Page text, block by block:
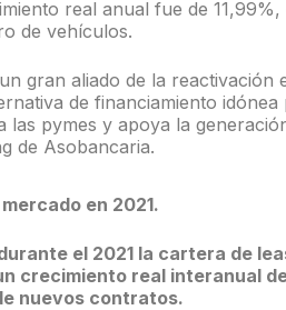
real anual fue de
de vehículos.
gran aliado de la reactivación
de financiamiento
las pymes y apoya la
de Asobancaria.
en 2021.
el 2021 la cartera de
crecimiento real interanual
nuevos contratos.